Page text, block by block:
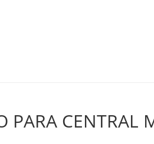
PARA CENTRAL